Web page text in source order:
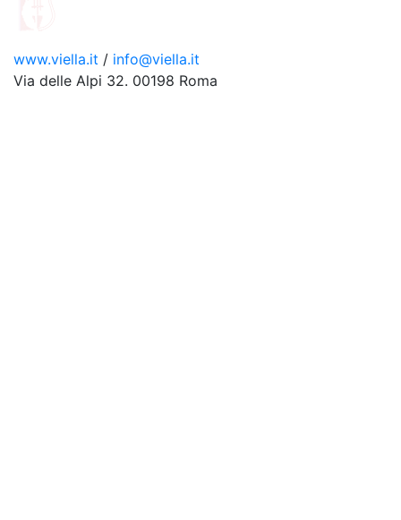
www.viella.it / info@viella.it
Via delle Alpi 32. 00198 Roma